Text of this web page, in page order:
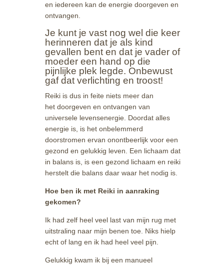
en iedereen kan de energie doorgeven en
ontvangen.
Je kunt je vast nog wel die keer
herinneren dat je als kind
gevallen bent en dat je vader of
moeder een hand op die
pijnlijke plek legde. Onbewust
gaf dat verlichting en troost!
Reiki is dus in feite niets meer dan
het doorgeven en ontvangen van
universele levensenergie. Doordat alles
energie is, is het onbelemmerd
doorstromen ervan onontbeerlijk voor een
gezond en gelukkig leven. Een lichaam dat
in balans is, is een gezond lichaam en reiki
herstelt die balans daar waar het nodig is.
Hoe ben ik met Reiki in aanraking
gekomen?
Ik had zelf heel veel last van mijn rug met
uitstraling naar mijn benen toe. Niks hielp
echt of lang en ik had heel veel pijn.
Gelukkig kwam ik bij een manueel